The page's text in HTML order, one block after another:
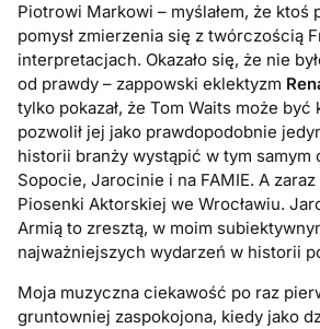
Piotrowi Markowi – myślałem, że ktoś
pomysł zmierzenia się z twórczością
interpretacjach. Okazało się, że nie
od prawdy – zappowski eklektyzm
tylko pokazał, że Tom Waits może być
pozwolił jej jako prawdopodobnie
historii branży wystąpić w tym samym
Sopocie, Jarocinie i na FAMIE. A
Piosenki Aktorskiej we Wrocławiu.
Armią to zresztą, w moim
najważniejszych wydarzeń w historii
Moja muzyczna ciekawość po raz
gruntowniej zaspokojona, kiedy jako